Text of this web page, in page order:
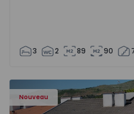
3 2 89 90
Nouveau
- 18
Appartement T2 Covilhã,